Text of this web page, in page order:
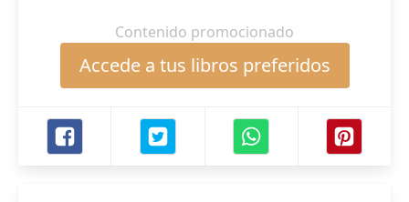
Contenido promocionado
Accede a tus libros preferidos